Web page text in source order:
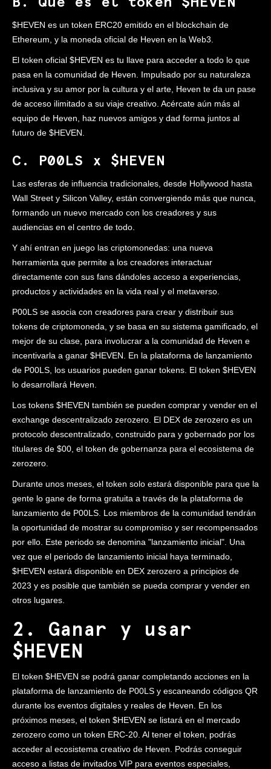
$HEVEN es un token ERC20 emitido en el blockchain de
Ethereum, y la moneda oficial de Heven en la Web3.
El token oficial $HEVEN es tu llave para acceder a todo lo que
pasa en la comunidad de Heven. Impulsado por su naturaleza
inclusiva y su amor por la cultura y el arte, Heven te da un pase
de acceso ilimitado a su viaje creativo. Acércate aún más al
equipo de Heven, haz nuevos amigos y dad forma juntos al
futuro de $HEVEN.
C. P00LS x $HEVEN
Las esferas de influencia tradicionales, desde Hollywood hasta
Wall Street y Silicon Valley, están convergiendo más que nunca,
formando un nuevo mercado con los creadores y sus
audiencias en el centro de todo.
Y ahí entran en juego las criptomonedas: una nueva
herramienta que permite a los creadores interactuar
directamente con sus fans dándoles acceso a experiencias,
productos y actividades en la vida real y el metaverso.
P00LS se asocia con creadores para crear y distribuir sus
tokens de criptomoneda, y se basa en su sistema gamificado, el
mejor de su clase, para involucrar a la comunidad de Heven e
incentivarla a ganar $HEVEN. En la plataforma de lanzamiento
de P00LS, los usuarios pueden ganar tokens. El token $HEVEN
lo desarrollará Heven.
Los tokens $HEVEN también se pueden comprar y vender en el
exchange descentralizado zerozero. El DEX de zerozero es un
protocolo descentralizado, construido para y gobernado por los
titulares de $00, el token de gobernanza para el ecosistema de
zerozero.
Durante unos meses, el token solo estará disponible para que la
gente lo gane de forma gratuita a través de la plataforma de
lanzamiento de P00LS. Los miembros de la comunidad tendrán
la oportunidad de mostrar su compromiso y ser recompensados
por ello. Este periodo se denomina "lanzamiento inicial". Una
vez que el periodo de lanzamiento inicial haya terminado,
$HEVEN estará disponible en DEX zerozero a principios de
2023 y es posible que también se pueda comprar y vender en
otros lugares.
2. Ganar y usar
$HEVEN
El token $HEVEN se podrá ganar completando acciones en la
plataforma de lanzamiento de P00LS y escaneando códigos QR
durante los eventos digitales y reales de Heven. En los
próximos meses, el token $HEVEN se listará en el mercado
zerozero como un token ERC-20. Al tener el token, podrás
acceder al ecosistema creativo de Heven. Podrás conseguir
acceso a listas de invitados VIP para eventos especiales,